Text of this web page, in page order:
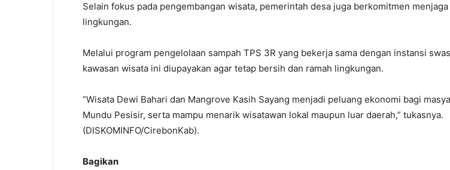
Selain fokus pada pengembangan wisata, pemerintah desa juga berkomitmen
lingkungan.
Melalui program pengelolaan sampah TPS 3R yang bekerja sama dengan instansi
kawasan wisata ini diupayakan agar tetap bersih dan ramah lingkungan.
“Wisata Dewi Bahari dan Mangrove Kasih Sayang menjadi peluang ekonomi bagi
Mundu Pesisir, serta mampu menarik wisatawan lokal maupun luar daerah,” tukasnya.
(DISKOMINFO/CirebonKab).
Bagikan